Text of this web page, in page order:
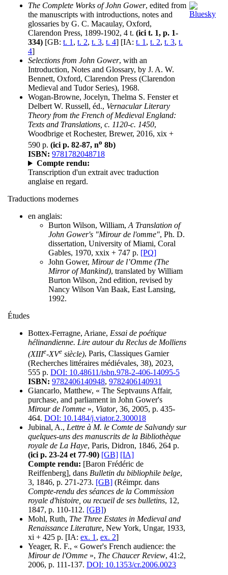
The Complete Works of John Gower, edited from
the manuscripts with introductions, notes and
glossaries by G. C. Macaulay, Oxford,
Clarendon Press, 1899-1902, 4 t. (ici t. 1, p. 1-
334) [GB: t. 1 , t. 2, t. 3, t. 4] [IA: t. 1 , t. 2, t. 3, t.
4]
Selections from John Gower, with an
Introduction, Notes and Glossary, by J. A. W.
Bennett, Oxford, Clarendon Press (Clarendon
Medieval and Tudor Series), 1968.
Wogan-Browne, Jocelyn, Thelma S. Fenster et
Delbert W. Russell, éd., Vernacular Literary
Theory from the French of Medieval England:
Texts and Translations, c. 1120-c. 1450,
Woodbrige et Rochester, Brewer, 2016, xix +
590 p. (ici p. 82-87, no 8b)
ISBN: 9781782048718
Compte rendu:
Transcription d'un extrait avec traduction
anglaise en regard.
Traductions modernes
en anglais:
Burton Wilson, William, A Translation of
John Gower's "Mirour de l'omme", Ph. D.
dissertation, University of Miami, Coral
Gables, 1970, xxix + 747 p. [PQ]
John Gower, Mirour de l’Omme (The
Mirror of Mankind), translated by William
Burton Wilson, 2nd edition, revised by
Nancy Wilson Van Baak, East Lansing,
1992.
Études
Bottex-Ferragne, Ariane, Essai de poétique
hélinandienne. Lire autour du Reclus de Molliens
(XIIIe-XVe siècle), Paris, Classiques Garnier
(Recherches littéraires médiévales, 38), 2023,
555 p. DOI: 10.48611/isbn.978-2-406-14095-5
ISBN: 9782406140948, 9782406140931
Giancarlo, Matthew, « The Septvauns Affair,
purchase, and parliament in John Gower's
Mirour de l'omme », Viator, 36, 2005, p. 435-
464. DOI: 10.1484/j.viator.2.300018
Jubinal, A., Lettre à M. le Comte de Salvandy sur
quelques-uns des manuscrits de la Bibliothèque
royale de La Haye, Paris, Didron, 1846, 264 p.
(ici p. 23-24 et 77-90) [GB] [IA]
Compte rendu: [Baron Frédéric de
Reiffenberg], dans Bulletin du bibliophile belge,
3, 1846, p. 271-273. [GB] (Réimpr. dans
Compte-rendu des séances de la Commission
royale d'histoire, ou recueil de ses bulletins, 12,
1847, p. 110-112. [GB])
Mohl, Ruth, The Three Estates in Medieval and
Renaissance Literature, New York, Ungar, 1933,
xi + 425 p. [IA: ex. 1 , ex. 2]
Yeager, R. F., « Gower's French audience: the
Mirour de l'Omme », The Chaucer Review, 41:2,
2006, p. 111-137. DOI: 10.1353/cr.2006.0023